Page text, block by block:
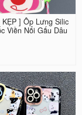
KẸP ] Ốp Lưng Silic
Viền Nổi Gấu Dâu